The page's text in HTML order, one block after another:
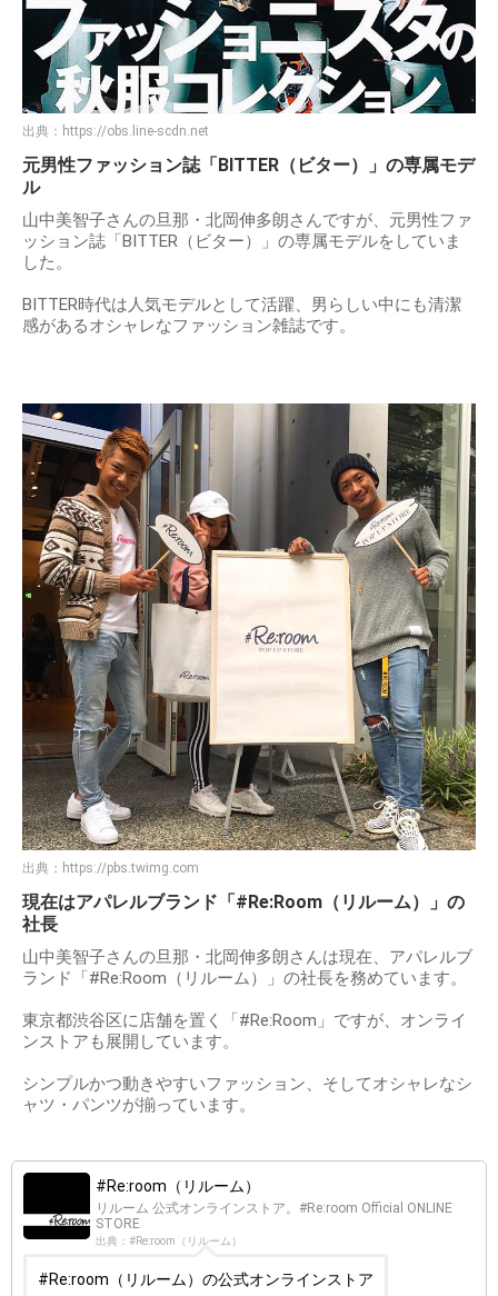
出典： https://obs.line-scdn.net
元男性ファッション誌「BITTER（ビター）」の専属モデ
ル
山中美智子さんの旦那・北岡伸多朗さんですが、元男性ファ
ッション誌「BITTER（ビター）」の専属モデルをしていま
した。
BITTER時代は人気モデルとして活躍、男らしい中にも清潔
感があるオシャレなファッション雑誌です。
出典： https://pbs.twimg.com
現在はアパレルブランド「#Re:Room（リルーム）」の
社長
山中美智子さんの旦那・北岡伸多朗さんは現在、アパレルブ
ランド「#Re:Room（リルーム）」の社長を務めています。
東京都渋谷区に店舗を置く「#Re:Room」ですが、オンライ
ンストアも展開しています。
シンプルかつ動きやすいファッション、そしてオシャレなシ
ャツ・パンツが揃っています。
#Re:room（リルーム）
リルーム 公式オンラインストア。#Re:room Official ONLINE
STORE
出典：#Re:room（リルーム）
#Re:room（リルーム）の公式オンラインストア